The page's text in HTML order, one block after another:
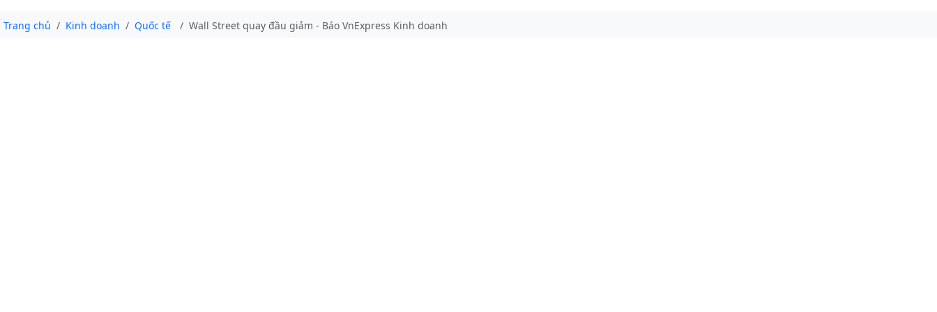
Trang chủ Kinh doanh Quốc tế Wall Street quay đầu giảm - Báo VnExpress Kinh doanh